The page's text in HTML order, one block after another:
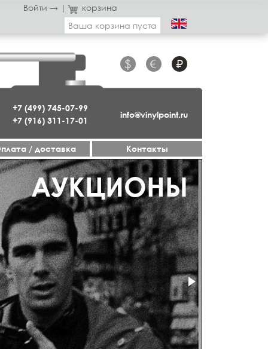
Войти → |
корзина
Ваша корзина пуста
+7 (499) 745-07-99
+7 (916) 311-17-01
$ € ₽
info@vinylpoint.ru
/ доставка Контакты
ОТКРЫТ
АУКЦИОНЫ